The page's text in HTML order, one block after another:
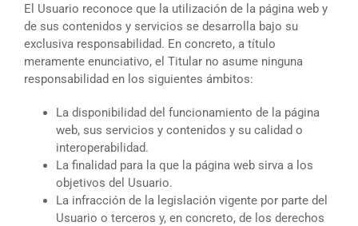
El Usuario reconoce que la utilización de la página web y
de sus contenidos y servicios se desarrolla bajo su
exclusiva responsabilidad. En concreto, a título
meramente enunciativo, el Titular no asume ninguna
responsabilidad en los siguientes ámbitos:
La disponibilidad del funcionamiento de la página
web, sus servicios y contenidos y su calidad o
interoperabilidad.
La finalidad para la que la página web sirva a los
objetivos del Usuario.
La infracción de la legislación vigente por parte del
Usuario o terceros y, en concreto, de los derechos